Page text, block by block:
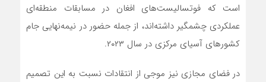
است که فوتسالیست‌های افغان در مسابقات منطقه‌ای
عملکردی چشمگیر داشته‌اند، از جمله حضور در نیمه‌نهایی جام
کشورهای آسیای مرکزی در سال ۲۰۲۳.
در فضای مجازی نیز موجی از انتقادات نسبت به این تصمیم